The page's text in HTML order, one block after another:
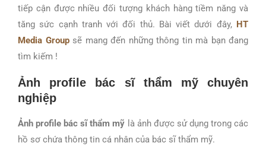
tiếp cận được nhiều đối tượng khách hàng tiềm năng và
tăng sức cạnh tranh với đối thủ. Bài viết dưới đây, HT
Media Group sẽ mang đến những thông tin mà bạn đang
tìm kiếm !
Ảnh profile bác sĩ thẩm mỹ chuyên
nghiệp
Ảnh profile bác sĩ thẩm mỹ là ảnh được sử dụng trong các
hồ sơ chứa thông tin cá nhân của bác sĩ thẩm mỹ.